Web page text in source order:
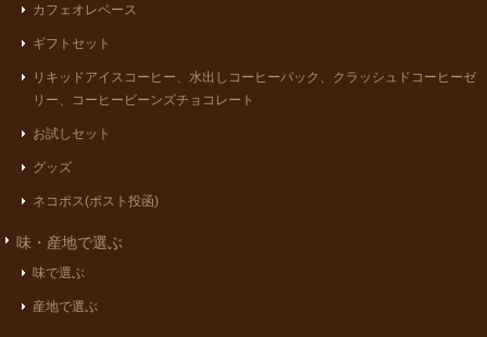
カフェオレベース
ギフトセット
リキッドアイスコーヒー、水出しコーヒーパック、クラッシュドコーヒーゼ
リー、コーヒービーンズチョコレート
お試しセット
グッズ
ネコポス(ポスト投函)
味・産地で選ぶ
味で選ぶ
産地で選ぶ